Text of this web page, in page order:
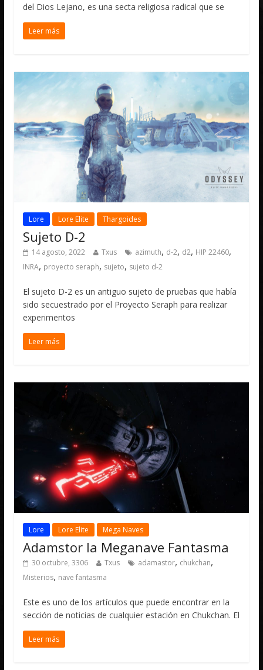
del Dios Lejano, es una secta religiosa radical que se
Leer más
Lore Lore Elite Thargoides
Sujeto D-2
14 agosto, 2022 Txus azimuth, d-2, d2, HIP 22460,
INRA, proyecto seraph, sujeto, sujeto d-2
El sujeto D-2 es un antiguo sujeto de pruebas que había
sido secuestrado por el Proyecto Seraph para realizar
experimentos
Leer más
Lore Lore Elite Mega Naves
Adamstor la Meganave Fantasma
30 octubre, 3306 Txus adamastor, chukchan,
Misterios, nave fantasma
Este es uno de los artículos que puede encontrar en la
sección de noticias de cualquier estación en Chukchan. El
Leer más